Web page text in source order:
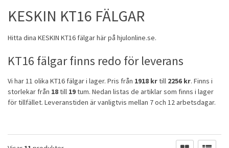
KESKIN KT16 FÄLGAR
Hitta dina KESKIN KT16 fälgarhär på hjulonline.se.
KT16 fälgar finns redo för leverans
Vi har 11 olika KT16 fälgar i lager. Pris från 1918 krtill 2256 kr. Finns i
storlekar från 18till 19tum. Nedan listas de artiklar som finns i lager
för tillfället. Leveranstiden är vanligtvis mellan 7 och 12 arbetsdagar.